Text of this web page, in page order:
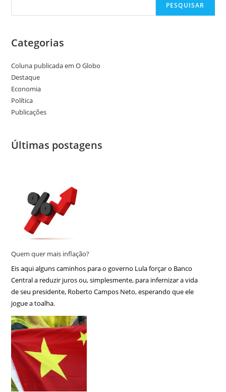
PESQUISAR
Categorias
Coluna publicada em O Globo
Destaque
Economia
Política
Publicações
Últimas postagens
Quem quer mais inflação?
Eis aqui alguns caminhos para o governo Lula forçar o Banco
Central a reduzir juros ou, simplesmente, para infernizar a vida
de seu presidente, Roberto Campos Neto, esperando que ele
jogue a toalha.